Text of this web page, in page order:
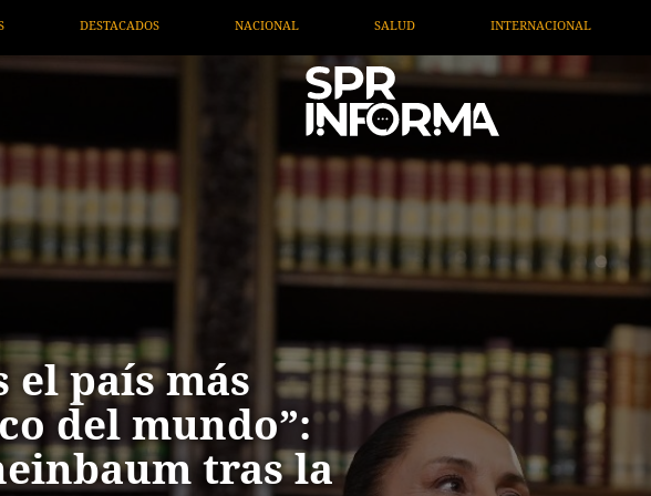
SALUD INTERNACIONAL TV MIGRANTE INFORMA
el país más
del mundo”:
tras la